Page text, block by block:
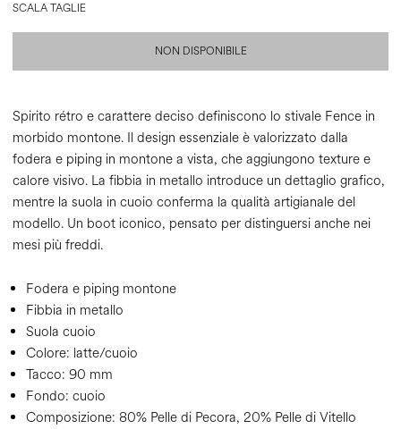
SCALA TAGLIE
NON DISPONIBILE
Spirito rétro e carattere deciso definiscono lo stivale Fence in
morbido montone. Il design essenziale è valorizzato dalla
fodera e piping in montone a vista, che aggiungono texture e
calore visivo. La fibbia in metallo introduce un dettaglio grafico,
mentre la suola in cuoio conferma la qualità artigianale del
modello. Un boot iconico, pensato per distinguersi anche nei
mesi più freddi.
Fodera e piping montone
Fibbia in metallo
Suola cuoio
Colore: latte/cuoio
Tacco: 90 mm
Fondo: cuoio
Composizione: 80% Pelle di Pecora, 20% Pelle di Vitello